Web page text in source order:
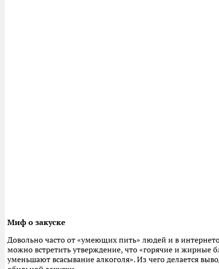
Миф о закуске
Довольно часто от «умеющих пить» людей и в
можно встретить утверждение, что «горячие и жирные
уменьшают всасывание алкоголя». Из чего делается